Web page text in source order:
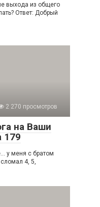
выхода из общего
Ответ: Добрый
2 270 просмотров
на Ваши
179
у меня с братом
4, 5,